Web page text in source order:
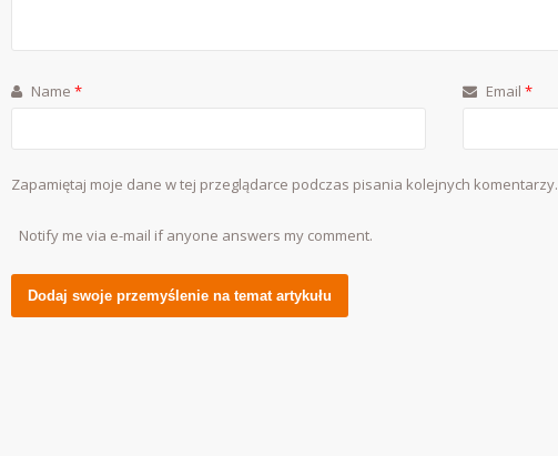
Name * Email *
Zapamiętaj moje dane w tej przeglądarce podczas pisania kolejnych komentarzy.
Notify me via e-mail if anyone answers my comment.